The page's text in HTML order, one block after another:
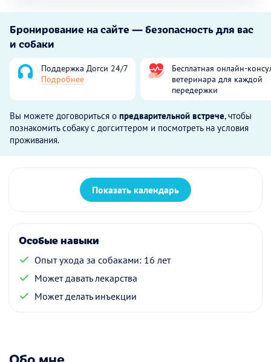
Бронирование на сайте — безопасность для вас
и собаки
Поддержка Догси 24/7
Подробнее
Бесплатная онлайн-
ветеринара для каждой
передержки
Вы можете договориться о предварительной встрече, чтобы
познакомить собаку с догситтером и посмотреть на условия
проживания.
Показать календарь
Особые навыки
Опыт ухода за собаками: 16 лет
Может давать лекарства
Может делать инъекции